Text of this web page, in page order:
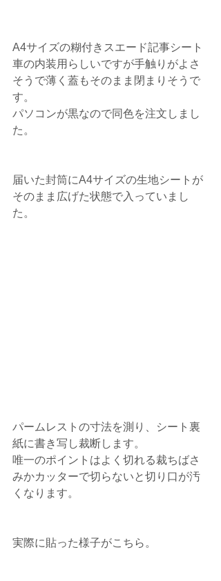
A4サイズの糊付きスエード記事シート
車の内装用らしいですが手触りがよさ
そうで薄く蓋もそのまま閉まりそうで
す。
パソコンが黒なので同色を注文しまし
た。
届いた封筒にA4サイズの生地シートが
そのまま広げた状態で入っていまし
た。
パームレストの寸法を測り、シート裏
紙に書き写し裁断します。
唯一のポイントはよく切れる裁ちばさ
みかカッターで切らないと切り口が汚
くなります。
実際に貼った様子がこちら。